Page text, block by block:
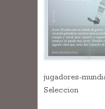
jugadores-
Seleccion